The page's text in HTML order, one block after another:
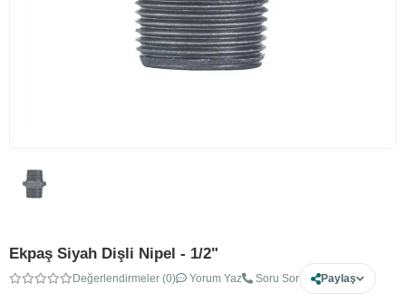
Ekpaş Siyah Dişli Nipel - 1/2"
Değerlendirmeler (0) Yorum Yaz Soru Sor Paylaş